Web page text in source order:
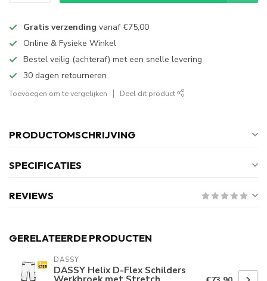
Gratis verzending vanaf€75,00
Online & Fysieke Winkel
Bestel veilig (achteraf) met een snelle levering
30 dagen retourneren
Toevoegen om te vergelijken Deel dit product
PRODUCTOMSCHRIJVING
SPECIFICATIES
REVIEWS
GERELATEERDE PRODUCTEN
DASSY
DASSY Helix D-Flex Schilders